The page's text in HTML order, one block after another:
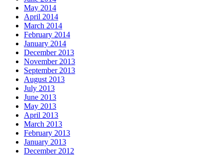
May 2014
April 2014
March 2014
February 2014
January 2014
December 2013
November 2013
September 2013
August 2013
July 2013
June 2013
May 2013
April 2013
March 2013
February 2013
January 2013
December 2012